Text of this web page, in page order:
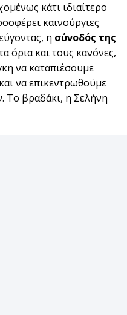
κάτι ιδιαίτερο
καινούργιες
η σύνοδός της
όρια και τους κανόνες,
να καταπιέσουμε
να επικεντρωθούμε
Το βραδάκι, η Σελήνη